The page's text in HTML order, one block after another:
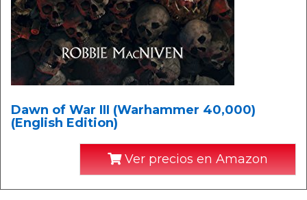
Dawn of War III (Warhammer 40,000)
(English Edition)
Ver precios en Amazon